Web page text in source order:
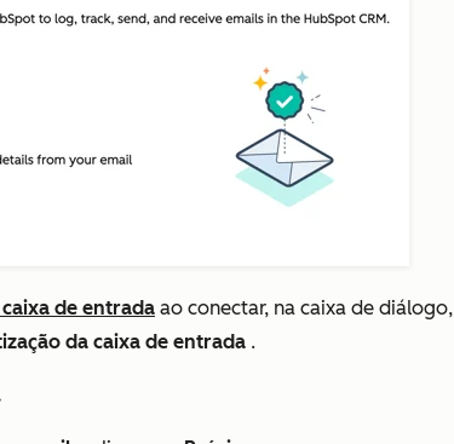
de entrada ao conectar, na caixa de diálogo,
da caixa de entrada .